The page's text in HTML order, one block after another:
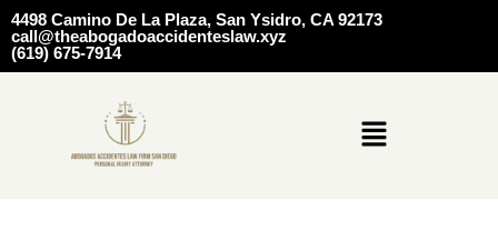
4498 Camino De La Plaza, San Ysidro, CA 92173
call@theabogadoaccidenteslaw.xyz
(619) 675-7914